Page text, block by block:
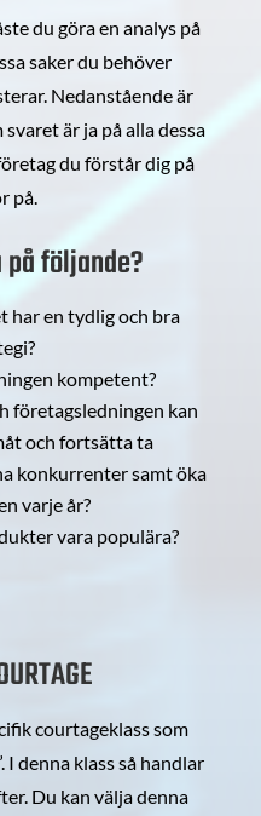
du göra en analys på
saker du behöver
Nedanstående är
är ja på alla dessa
du förstår dig på
på.
följande?
har en tydlig och bra
kompetent?
företagsledningen kan
och fortsätta ta
konkurrenter samt öka
varje år?
vara populära?
courtageklass som
I denna klass så handlar
Du kan välja denna